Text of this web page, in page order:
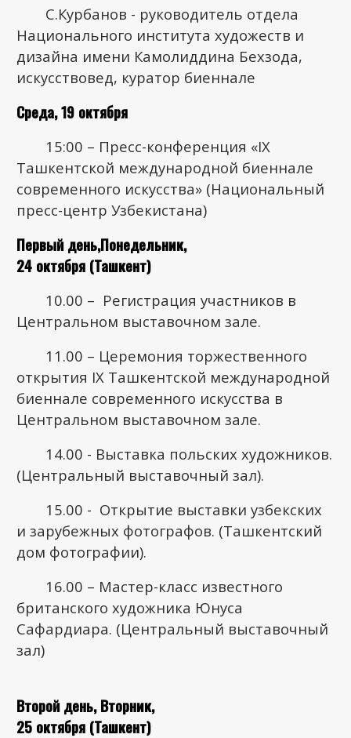
С.Курбанов - руководитель отдела
Национального института художеств и
дизайна имени Камолиддина Бехзода,
искусствовед, куратор биеннале
Среда, 19 октября
15:00 – Пресс-конференция «IX
Ташкентской международной биеннале
современного искусства» (Национальный
пресс-центр Узбекистана)
Первый день,Понедельник,
24 октября (Ташкент)
10.00 – Регистрация участников в
Центральном выставочном зале.
11.00 – Церемония торжественного
открытия IX Ташкентской международной
биеннале современного искусства в
Центральном выставочном зале.
14.00 - Выставка польских художников.
(Центральный выставочный зал).
15.00 - Открытие выставки узбекских
и зарубежных фотографов. (Ташкентский
дом фотографии).
16.00 – Мастер-класс известного
британского художника Юнуса
Сафардиара. (Центральный выставочный
зал)
Второй день, Вторник,
25 октября (Ташкент)